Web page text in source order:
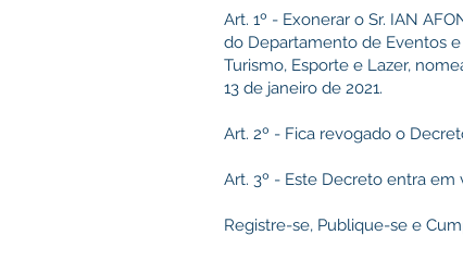
Art. 1º - Exonerar o Sr. IAN
do Departamento de Eventos
Turismo, Esporte e Lazer,
13 de janeiro de 2021.
Art. 2º - Fica revogado o
Art. 3º - Este Decreto entra
Registre-se, Publique-se e